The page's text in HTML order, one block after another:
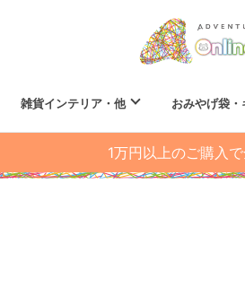
雑貨インテリア・他 おみやげ袋・
1万円以上のご購入